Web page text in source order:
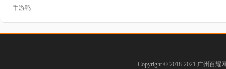
手游鸭
Copyright © 2018-2021 广州百耀